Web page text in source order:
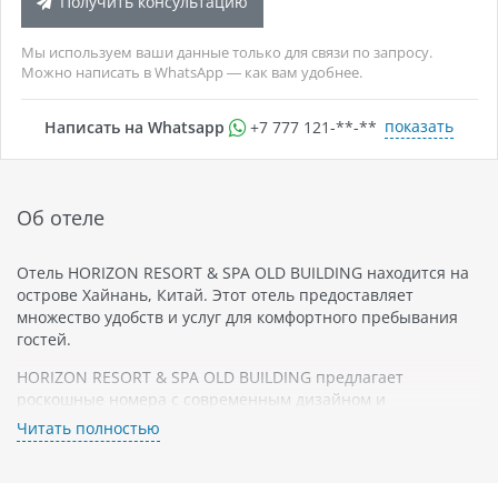
Мы используем ваши данные только для связи по запросу.
Можно написать в WhatsApp — как вам удобнее.
Написать на Whatsapp +7 777 121-**-** показать
Об отеле
Отель HORIZON RESORT & SPA OLD BUILDING находится на
острове Хайнань, Китай. Этот отель предоставляет
множество удобств и услуг для комфортного пребывания
гостей.
HORIZON RESORT & SPA OLD BUILDING предлагает
роскошные номера с современным дизайном и
прекрасными видами на СПА, пляж и окружающую
природу. В номерах есть все необходимое для удобства
Читать полностью